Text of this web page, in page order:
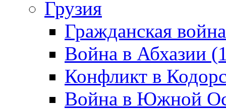
Грузия
Гражданская
Война в Абхазии
Конфликт в
Война в Южной